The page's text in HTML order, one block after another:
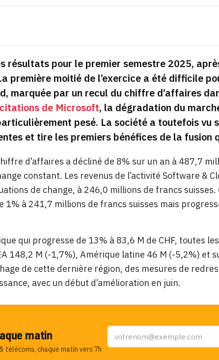
résultats pour le premier semestre 2025,
première moitié de l’exercice a été difficile
marquée par un recul du chiffre d’affaires
de Microsoft, la dégradation du
pesé. La société a toutefois vu
et tire les premiers bénéfices de la fusion
d’affaires a décliné de 8% sur un an à 487,7
constant. Les revenus de l’activité Software &
de change, à 246,0 millions de francs suisses.
1% à 241,7 millions de francs suisses mais
qui progresse de 13% à 83,6 M de CHF, toutes
148,2 M (-1,7%), Amérique latine 46 M (-5,2%) et
de cette dernière région, des mesures de
avec un début d’amélioration en juin.
matin
télécoms, chaque matin vers 7h